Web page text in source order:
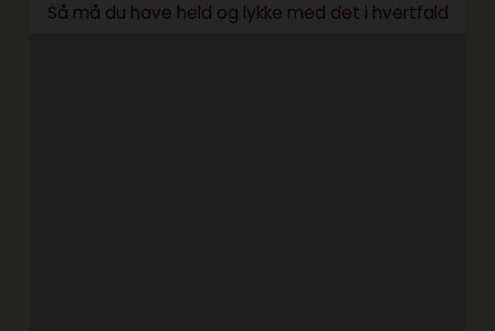
Så må du have held og lykke med det i hvertfald